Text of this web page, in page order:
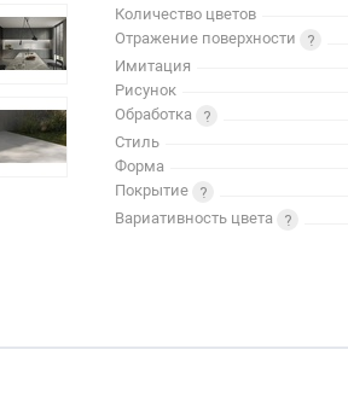
Количество цветов
Отражение поверхности
Имитация
Рисунок
Обработка
Стиль
Форма
Покрытие
Вариативность цвета